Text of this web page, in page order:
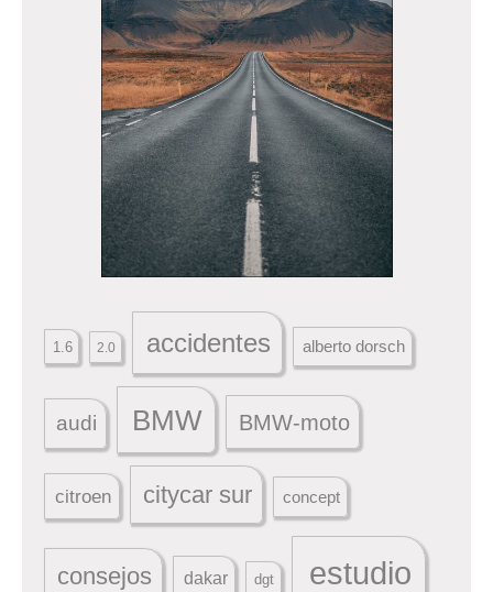
1.6 2.0 accidentes alberto dorsch
audi BMW BMW-moto
citroen citycar sur concept
consejos dakar dgt estudio